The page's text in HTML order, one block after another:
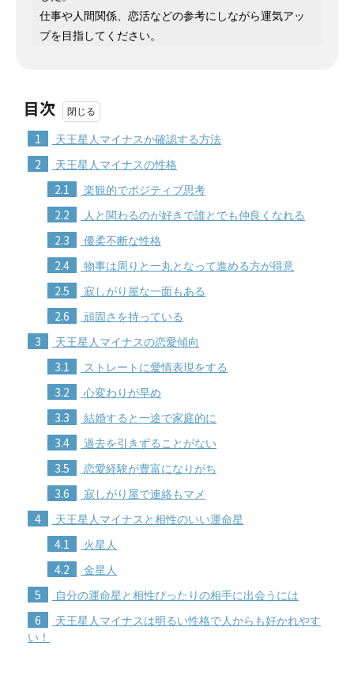
仕事や人間関係、恋活などの参考にしながら運気アッ
プを目指してください。
目次
1 天王星人マイナスか確認する方法
2 天王星人マイナスの性格
2.1 楽観的でポジティブ思考
2.2 人と関わるのが好きで誰とでも仲良くなれる
2.3 優柔不断な性格
2.4 物事は周りと一丸となって進める方が得意
2.5 寂しがり屋な一面もある
2.6 頑固さを持っている
3 天王星人マイナスの恋愛傾向
3.1 ストレートに愛情表現をする
3.2 心変わりが早め
3.3 結婚すると一途で家庭的に
3.4 過去を引きずることがない
3.5 恋愛経験が豊富になりがち
3.6 寂しがり屋で連絡もマメ
4 天王星人マイナスと相性のいい運命星
4.1 火星人
4.2 金星人
5 自分の運命星と相性ぴったりの相手に出会うには
6
天王星人マイナスは明るい性格で人からも好かれやす
い！